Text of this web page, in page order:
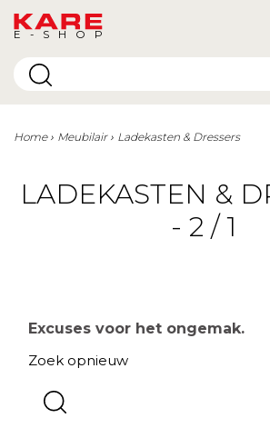
E-SHOP
Home Meubilair Ladekasten & Dressers
LADEKASTEN &
- 2 / 1
Excuses voor het ongemak.
Zoek opnieuw